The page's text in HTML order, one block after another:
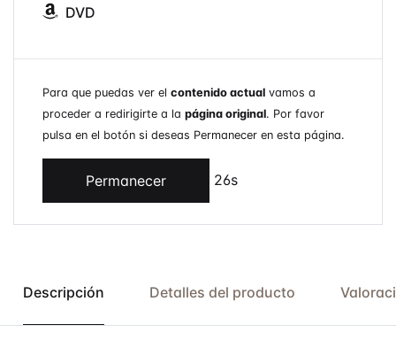
DVD
Para que puedas ver el contenido actual vamos a
proceder a redirigirte a la página original. Por favor
pulsa en el botón si deseas Permanecer en esta página.
Permanecer 26s
Descripción Detalles del producto